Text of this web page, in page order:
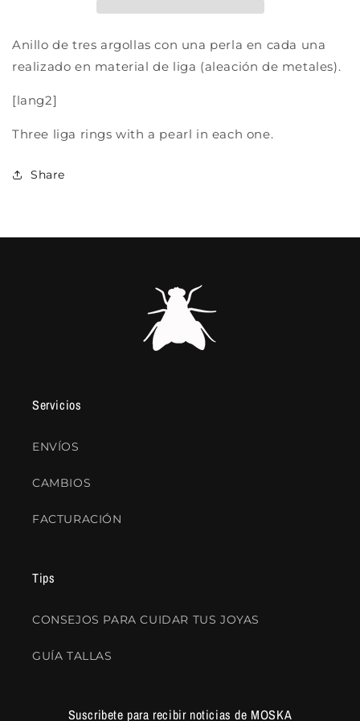
Anillo de tres argollas con una perla en cada una
realizado en material de liga (aleación de metales).
[lang2]
Three liga rings with a pearl in each one.
Share
Servicios
ENVÍOS
CAMBIOS
FACTURACIÓN
Tips
CONSEJOS PARA CUIDAR TUS JOYAS
GUÍA TALLAS
Suscribete para recibir noticias de MOSKA